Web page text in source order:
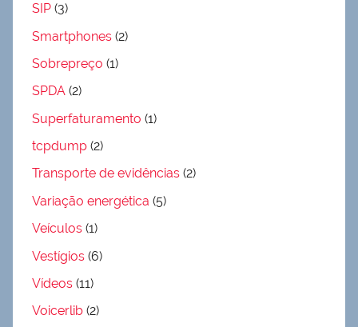
SIP (3)
Smartphones (2)
Sobrepreço (1)
SPDA (2)
Superfaturamento (1)
tcpdump (2)
Transporte de evidências (2)
Variação energética (5)
Veículos (1)
Vestígios (6)
Vídeos (11)
Voicerlib (2)